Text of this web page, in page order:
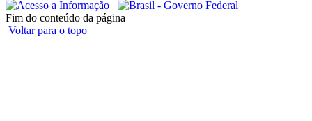
Fim do conteúdo da página
Voltar para o topo